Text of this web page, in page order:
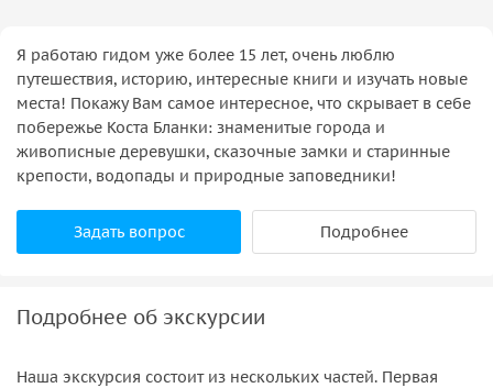
Я работаю гидом уже более 15 лет, очень люблю
путешествия, историю, интересные книги и изучать новые
места! Покажу Вам самое интересное, что скрывает в себе
побережье Коста Бланки: знаменитые города и
живописные деревушки, сказочные замки и старинные
крепости, водопады и природные заповедники!
Задать вопрос Подробнее
Подробнее об экскурсии
Наша экскурсия состоит из нескольких частей. Первая